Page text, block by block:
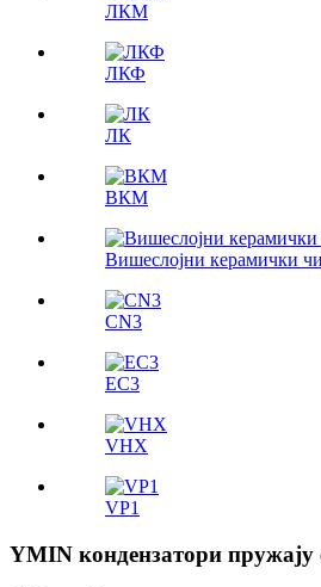
ЛКМ
ЛКФ
ЛК
ВКМ
Вишеслојни керамички
CN3
ЕС3
VHX
VP1
YMIN кондензатори пружају